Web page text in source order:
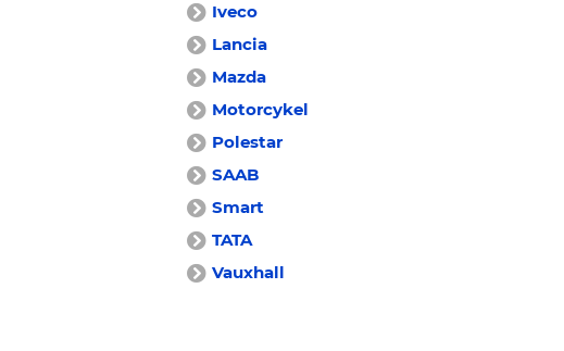
Iveco
Lancia
Mazda
Motorcykel
Polestar
SAAB
Smart
TATA
Vauxhall